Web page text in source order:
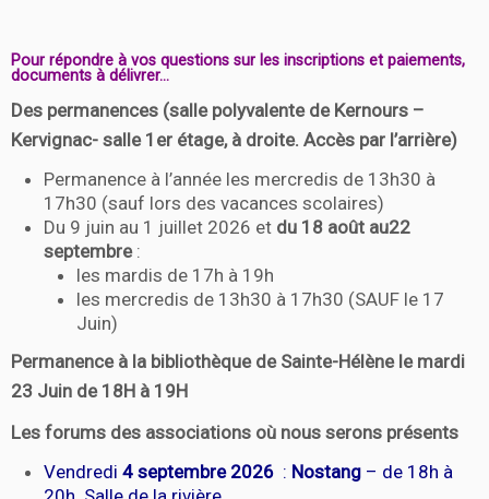
Pour répondre à vos questions sur les inscriptions et paiements,
documents à délivrer…
Des permanences (salle polyvalente de Kernours –
Kervignac- salle 1er étage, à droite. Accès par l’arrière)
Permanence à l’année les mercredis de 13h30 à
17h30 (sauf lors des vacances scolaires)
Du 9 juin au 1 juillet 2026 et du 18 août au22
septembre:
les mardis de 17h à 19h
les mercredis de 13h30 à 17h30 (SAUF le 17
Juin)
Permanence à la bibliothèque de Sainte-Hélène le mardi
23 Juin de 18H à 19H
Les forums des associations où nous serons présents
Vendredi 4 septembre 2026 : Nostang – de 18h à